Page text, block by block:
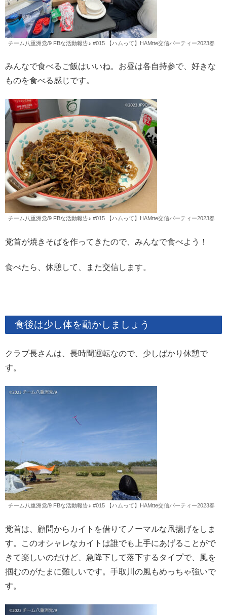
チーム八重洲党/9 FBな活動報告♪ #015 【ハムって】HAMtte交信パーティー2023春
みんなで食べるご飯はいいね。お昼は各自持参で、好きな
ものを食べる感じです。
チーム八重洲党/9 FBな活動報告♪ #015 【ハムって】HAMtte交信パーティー2023春
党首が焼きそばを作ってきたので、みんなで食べよう！
食べたら、休憩して、また交信します。
食後は少し体を動かしましょう
クラブ長さんは、長時間運転なので、少しばかり休憩で
す。
チーム八重洲党/9 FBな活動報告♪ #015 【ハムって】HAMtte交信パーティー2023春
党首は、顧問からカイトを借りてノーマルな凧揚げをしま
す。このオシャレなカイトは誰でも上手にあげることがで
きて楽しいのだけど、急降下して落下するタイプで、風を
掴むのがたまに難しいです。手取川の風もめっちゃ強いで
す。